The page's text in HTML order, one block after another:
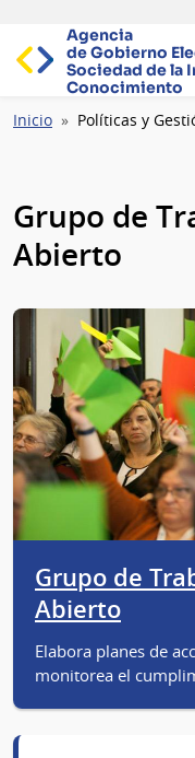
Agencia
de Gobierno
Sociedad de la
Conocimiento
Ruta
Inicio Políticas y
Grupo de
Abierto
Grupo de
Abierto
Elabora planes de
monitorea el